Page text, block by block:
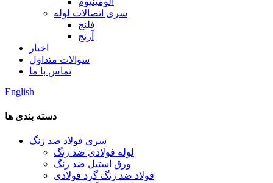
سری اتصالات لوله
فلنج
آرنج
اخبار
سوالات متداول
تماس با ما
English
دسته بندی ها
سری فولاد ضد زنگ
لوله فولادی ضد زنگ
ورق استیل ضد زنگ
فولاد ضد زنگ گرد فولادی